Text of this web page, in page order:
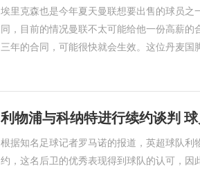
价
埃里克森也是今年夏天曼联想要出售的球员
同，目前的情况曼联不太可能给他一份高薪
三年的合同，可能很快就会生效。这位丹麦国
利物浦与科纳特进行续约谈判
根据知名足球记者罗马诺的报道，英超球队
约，这名后卫的优秀表现得到球队的认可，因